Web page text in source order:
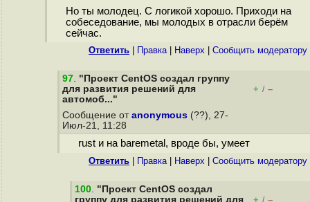
Но ты молодец. С логикой хорошо. Приходи на
собеседование, мы молодых в отрасли берём
сейчас.
Ответить Правка| Наверх Cообщить модератору
97. "Проект CentOS создал группу
для развития решений для
автомоб..."
+ / –
Сообщение от anonymous (??), 27-
Июл-21, 11:28
rust и на baremetal, вроде бы, умеет
Ответить Правка| Наверх Cообщить модератору
100. "Проект CentOS создал
группу для развития решений для
+ / –